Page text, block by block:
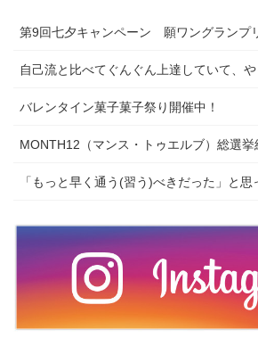
第9回七夕キャンペーン 願ワングランプ
自己流と比べてぐんぐん上達していて、や
バレンタイン菓子菓子祭り開催中！
MONTH12（マンス・トゥエルブ）総選挙
「もっと早く通う(習う)べきだった」と思